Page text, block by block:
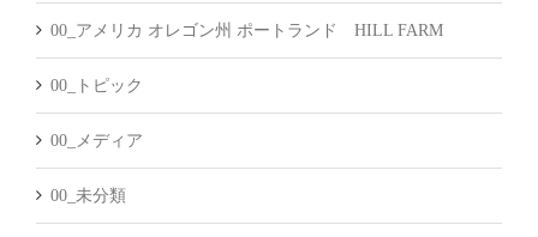
00_アメリカ オレゴン州 ポートランド HILL FARM
00_トピック
00_メディア
00_未分類